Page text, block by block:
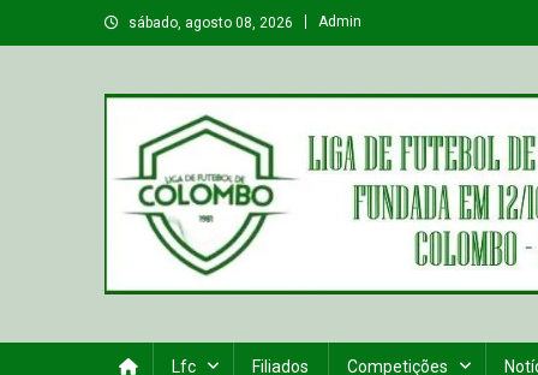
to
sábado, agosto 08, 2026 Admin
Lfc Filiados Competições